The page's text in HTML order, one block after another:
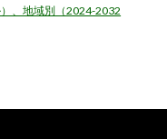
、地域別（2024-2032